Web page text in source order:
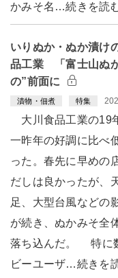
かみそ名…続きを読
いりぬか・ぬか漬け
品工業 「富士山ぬ
の”前面に
漬物・佃煮 特集
大川食品工業の19
一昨年の好調に比べ
った。春先に早めの
だしは良かったが、
足、大型台風などの
が続き、ぬかみそ全
落ち込んだ。 特に
ビーユーザ…続きを